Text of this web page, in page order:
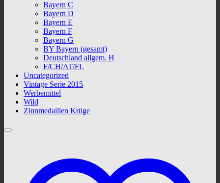
Bayern C
Bayern D
Bayern E
Bayern F
Bayern G
BY Bayern (gesamt)
Deutschland allgem. H
F/CH/AT/FL
Uncategorized
Vintage Serie 2015
Werbemittel
Wild
Zinnmedaillen Krüge